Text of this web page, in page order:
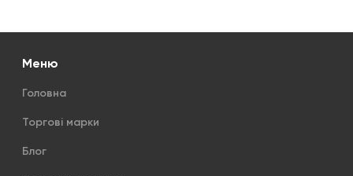
Меню
Головна
Торгові марки
Блог